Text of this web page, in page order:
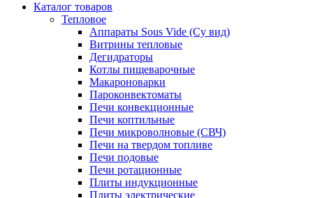
Каталог товаров
Тепловое
Аппараты Sous Vide (Су вид)
Витрины тепловые
Дегидраторы
Котлы пищеварочные
Макароноварки
Пароконвектоматы
Печи конвекционные
Печи коптильные
Печи микроволновые (СВЧ)
Печи на твердом топливе
Печи подовые
Печи ротационные
Плиты индукционные
Плиты электрические